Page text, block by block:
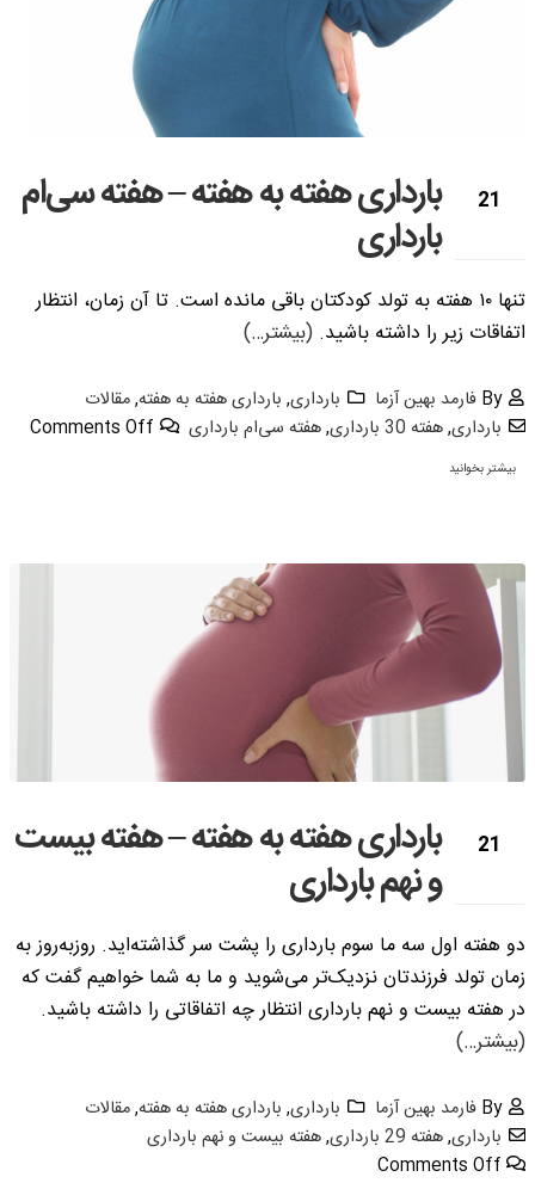
21 بارداری هفته به هفته – هفته سی‌ام
بارداری
تنها ۱۰ هفته به تولد کودکتان باقی مانده است. تا آن زمان، انتظار
اتفاقات زیر را داشته باشید. (بیشتر…)
By فارمد بهین آزما بارداری, بارداری هفته به هفته,مقالات
بارداری,هفته 30 بارداری ,هفته سی‌ام بارداری Comments Off
بیشتر بخوانید
21 بارداری هفته به هفته – هفته بیست
و نهم بارداری
دو هفته اول سه ما سوم بارداری را پشت سر گذاشته‌­اید. روزبه‌روز به
زمان تولد فرزندتان نزدیک‌­تر می‌­شوید و ما به شما خواهیم گفت که
در هفته بیست و نهم بارداری انتظار چه اتفاقاتی را داشته باشید.
(بیشتر…)
By فارمد بهین آزما بارداری, بارداری هفته به هفته,مقالات
بارداری,هفته 29 بارداری ,هفته بیست و نهم بارداری
Comments Off